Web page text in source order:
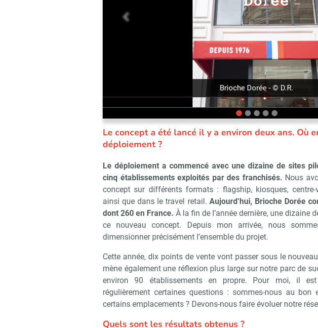
Brioche Dorée - © D.R.
précédent
Le concept a été lancé il y a environ deux ans. Où
déploiement ?
Le déploiement a commencé avec une dizaine de sites
cinq établissements exploités par des franchisés. Nous
concept sur différents formats : flagship, kiosques, centre-
ainsi que dans le travel retail. Aujourd’hui, Brioche Dorée
dont 260 en France. À la fin de l’année dernière, une dizaine
ce nouveau concept. Depuis mon arrivée, nous
dimensionner précisément l’ensemble du projet.
Cette année, dix points de vente vont passer sous le
mène également une réflexion plus large sur notre parc de
environ 90 établissements en propre. Pour moi, il
régulièrement certaines questions : sommes-nous au bon
certains emplacements ? Devons-nous faire évoluer notre
Quels sont les résultats obtenus ?